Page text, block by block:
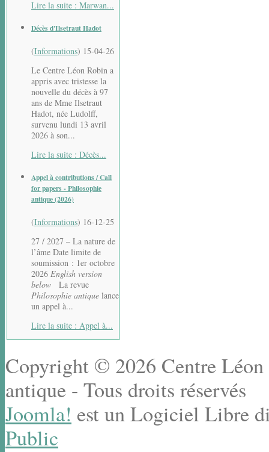
Lire la suite : Marwan...
Décès d'Ilsetraut Hadot
(Informations) 15-04-26
Le Centre Léon Robin a
appris avec tristesse la
nouvelle du décès à 97
ans de Mme Ilsetraut
Hadot, née Ludolff,
survenu lundi 13 avril
2026 à son...
Lire la suite : Décès...
Appel à contributions / Call
for papers - Philosophie
antique (2026)
(Informations) 16-12-25
27 / 2027 – La nature de
l’âme Date limite de
soumission : 1er octobre
2026 English version
below La revue
Philosophie antique lance
un appel à...
Lire la suite : Appel à...
Copyright © 2026 Centre Léon
antique - Tous droits réservés
Joomla! est un Logiciel Libre
Public